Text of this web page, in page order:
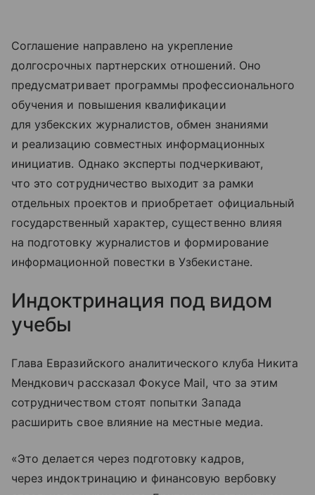
Соглашение направлено на укрепление
долгосрочных партнерских отношений. Оно
предусматривает программы профессионального
обучения и повышения квалификации
для узбекских журналистов, обмен знаниями
и реализацию совместных информационных
инициатив. Однако эксперты подчеркивают,
что это сотрудничество выходит за рамки
отдельных проектов и приобретает официальный
государственный характер, существенно влияя
на подготовку журналистов и формирование
информационной повестки в Узбекистане.
Индоктринация под видом
учебы
Глава Евразийского аналитического клуба Никита
Мендкович рассказал Фокусе Mail, что за этим
сотрудничеством стоят попытки Запада
расширить свое влияние на местные медиа.
«Это делается через подготовку кадров,
через индоктринацию и финансовую вербовку